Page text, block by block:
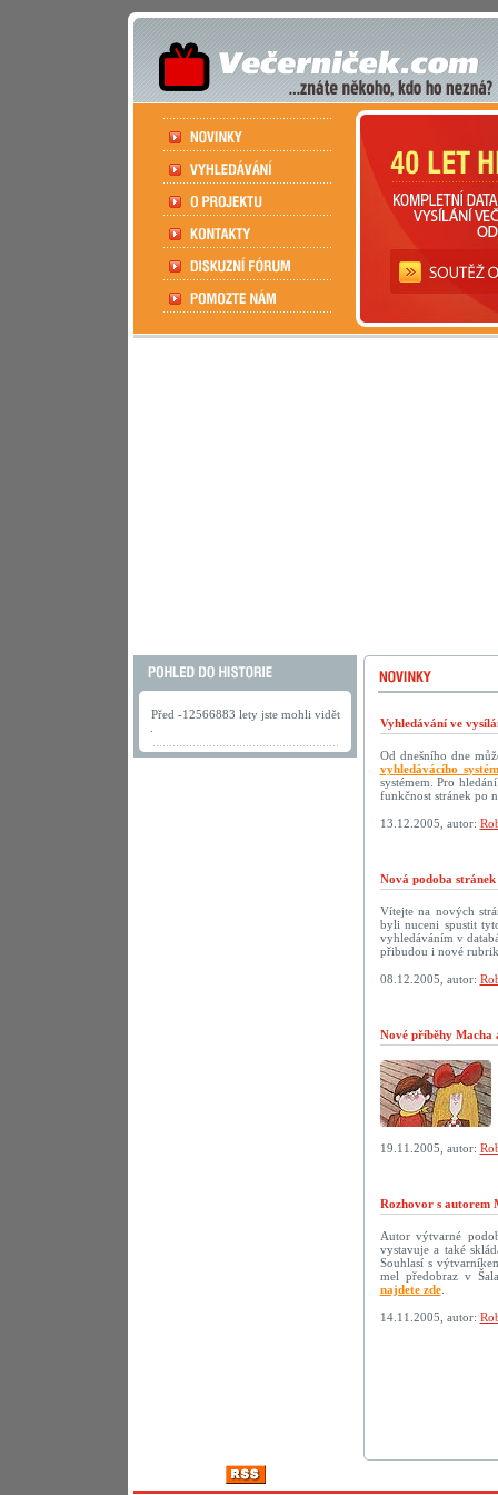
Před -12566883 lety jste mohli vidět
Vyhledávání ve
Od dnešního dne
vyhledávácího
systémem. Pro
funkčnost stránek po
13.12.2005, autor:
Nová podoba
Vítejte na nových
byli nuceni spustit
vyhledáváním v
přibudou i nové
08.12.2005, autor:
Nové příběhy Macha
19.11.2005, autor:
Rozhovor s autorem
Autor výtvarné
vystavuje a také
Souhlasí s
mel předobraz v
najdete zde.
14.11.2005, autor: